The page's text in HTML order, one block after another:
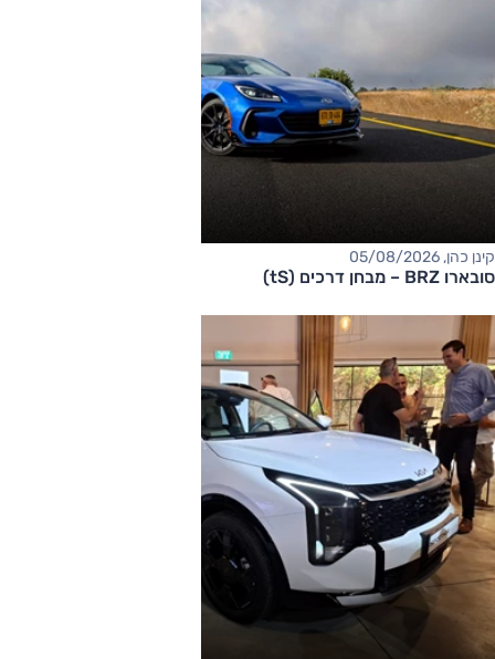
קינן כהן, 05/08/2026
סובארו BRZ – מבחן דרכים (tS)